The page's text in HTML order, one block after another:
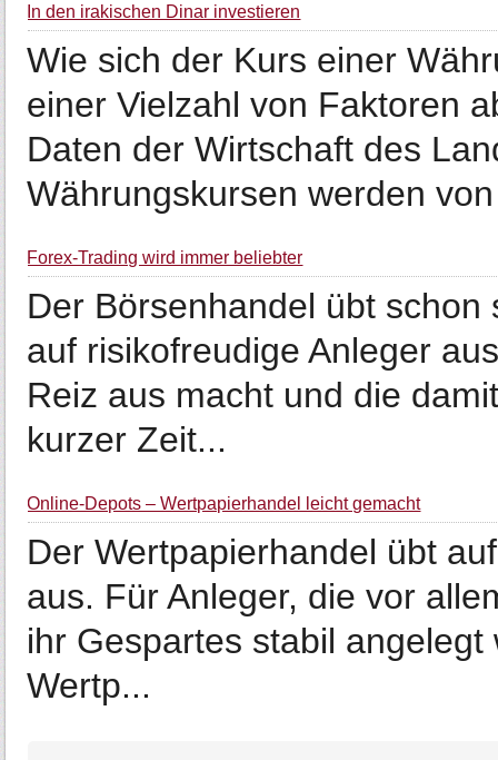
In den irakischen Dinar investieren
Wie sich der Kurs einer
einer Vielzahl von Faktoren
Daten der Wirtschaft des
Währungskursen werden
Forex-Trading wird immer beliebter
Der Börsenhandel übt
auf risikofreudige Anleger
Reiz aus macht und die
kurzer Zeit...
Online-Depots – Wertpapierhandel leicht gemacht
Der Wertpapierhandel übt
aus. Für Anleger, die vor
ihr Gespartes stabil
Wertp...